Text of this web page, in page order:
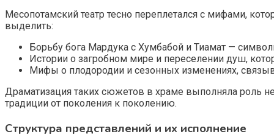
Месопотамский театр тесно переплетался с мифами,
выделить:
Борьбу бога Мардука с Хумбабой и Тиамат —
Истории о загробном мире и переселении душ,
Мифы о плодородии и сезонных изменениях,
Драматизация таких сюжетов в храме выполняла роль
традиции от поколения к поколению.
Структура представлений и их исполнение